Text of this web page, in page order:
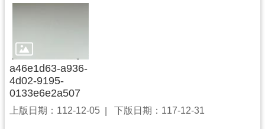
公
業
務
資
訊
工
a46e1d63-a936-
4d02-9195-
0133e6e2a507
上版日期：112-12-05 下版日期：117-12-31